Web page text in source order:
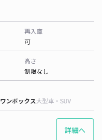
再入庫
可
高さ
制限なし
ワンボックス大型車・SUV
詳細へ